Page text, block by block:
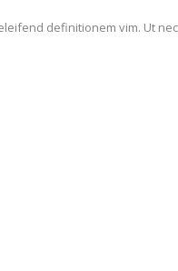
definitionem vim. Ut